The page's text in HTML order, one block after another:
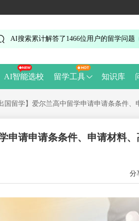
AI搜索累计解答了 1466位用户的留学问题
AI智能选校 留学工具 知识库
国留学】爱尔兰高中留学申请申请条条件
申请申请条条件、申请材料
分